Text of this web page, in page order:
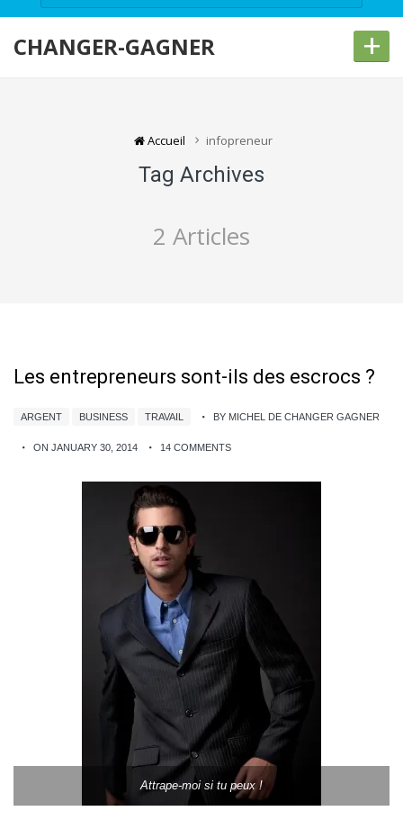
CHANGER-GAGNER +
Accueil infopreneur
Tag Archives
2 Articles
Les entrepreneurs sont-ils des escrocs ?
ARGENT BUSINESS TRAVAIL BY MICHEL DE CHANGER GAGNER
ON JANUARY 30, 2014 14 COMMENTS
Attrape-moi si tu peux !